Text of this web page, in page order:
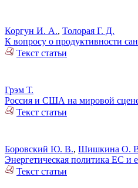
Коргун И. А., Толорая Г. Д.
К вопросу о продуктивности
Текст статьи
Грэм Т.
Россия и США на мировой
Текст статьи
Боровский Ю. В., Шишкина О.
Энергетическая политика ЕС и
Текст статьи